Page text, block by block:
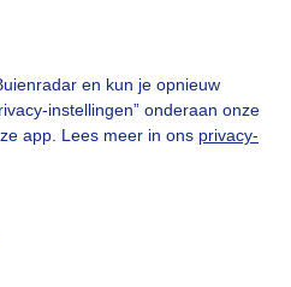
en kun je opnieuw
instellingen” onderaan onze
app. Lees meer in ons privacy-